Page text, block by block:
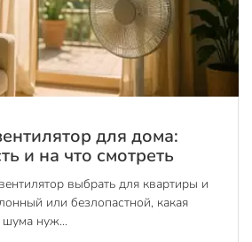
для дома:
и на что смотреть
выбрать для квартиры и
или безлопастной, какая
нуж...